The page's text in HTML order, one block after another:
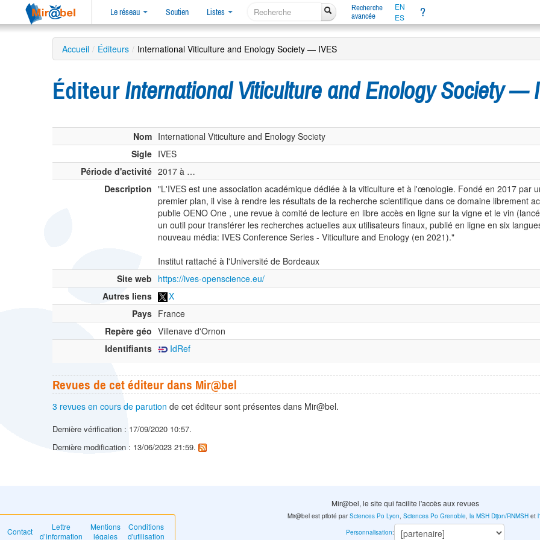
Le réseau Soutien Listes
Recherche
avancée
EN
ES
?
Accueil / Éditeurs / International Viticulture and Enology Society — IVES
Éditeur International Viticulture and Enology Society —
Nom International Viticulture and Enology Society
Sigle IVES
Période d'activité 2017 à …
Description "L'IVES est une association académique dédiée à la viticulture et à l'œnologie. Fondé en 2017 par
premier plan, il vise à rendre les résultats de la recherche scientifique dans ce domaine librement
publie OENO One , une revue à comité de lecture en libre accès en ligne sur la vigne et le vin
un outil pour transférer les recherches actuelles aux utilisateurs finaux, publié en ligne en six
nouveau média: IVES Conference Series - Viticulture and Enology (en 2021)."
Institut rattaché à l'Université de Bordeaux
Site web https://ives-openscience.eu/
Autres liens
X
Pays France
Repère géo Villenave d'Ornon
Identifiants
IdRef
Revues de cet éditeur dans Mir@bel
3 revues en cours de parution de cet éditeur sont présentes dans Mir@bel.
Dernière vérification : 17/09/2020 10:57.
Dernière modification : 13/06/2023 21:59.
Mir@bel, le site qui facilite l'accès aux revues
Contact
Lettre
d’information
Mentions
légales
Conditions
d'utilisation
Mir@bel est piloté parSciences Po Lyon,Sciences Po Grenoble,la MSH Dijon/RNMSH et
Personnalisation: